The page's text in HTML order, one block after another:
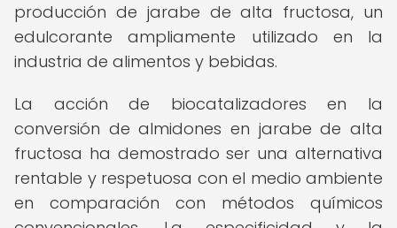
producción de jarabe de alta fructosa, un
edulcorante ampliamente utilizado en la
industria de alimentos y bebidas.
La acción de biocatalizadores en la
conversión de almidones en jarabe de alta
fructosa ha demostrado ser una alternativa
rentable y respetuosa con el medio ambiente
en comparación con métodos químicos